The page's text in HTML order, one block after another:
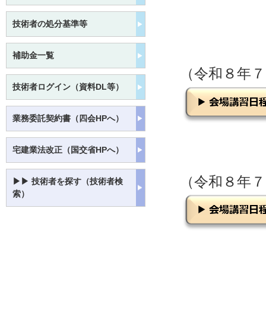
（令和８
（令和８年
技術者の処分基準等
補助金一覧
技術者ログイン（資料DL等）
業務委託契約書（四会HPへ）
宅建業法改正（国交省HPへ）
▶▶ 技術者を探す（技術者検
索）